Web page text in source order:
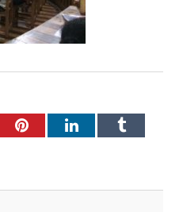
PinterestLinkedInTumblr